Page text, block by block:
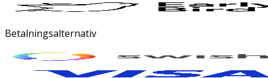
Betalningsalternativ